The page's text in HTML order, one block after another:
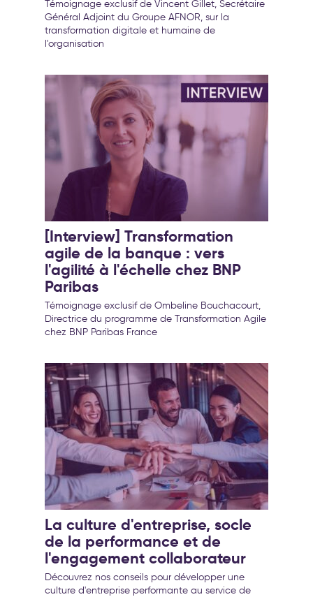
transformation de l’entreprise
Témoignage exclusif de Vincent Gillet, Secrétaire
Général Adjoint du Groupe AFNOR, sur la
transformation digitale et humaine de
l'organisation
[Interview] Transformation
agile de la banque : vers
l'agilité à l'échelle chez BNP
Paribas
Témoignage exclusif de Ombeline Bouchacourt,
Directrice du programme de Transformation Agile
chez BNP Paribas France
La culture d'entreprise, socle
de la performance et de
l'engagement collaborateur
Découvrez nos conseils pour développer une
culture d'entreprise performante au service de